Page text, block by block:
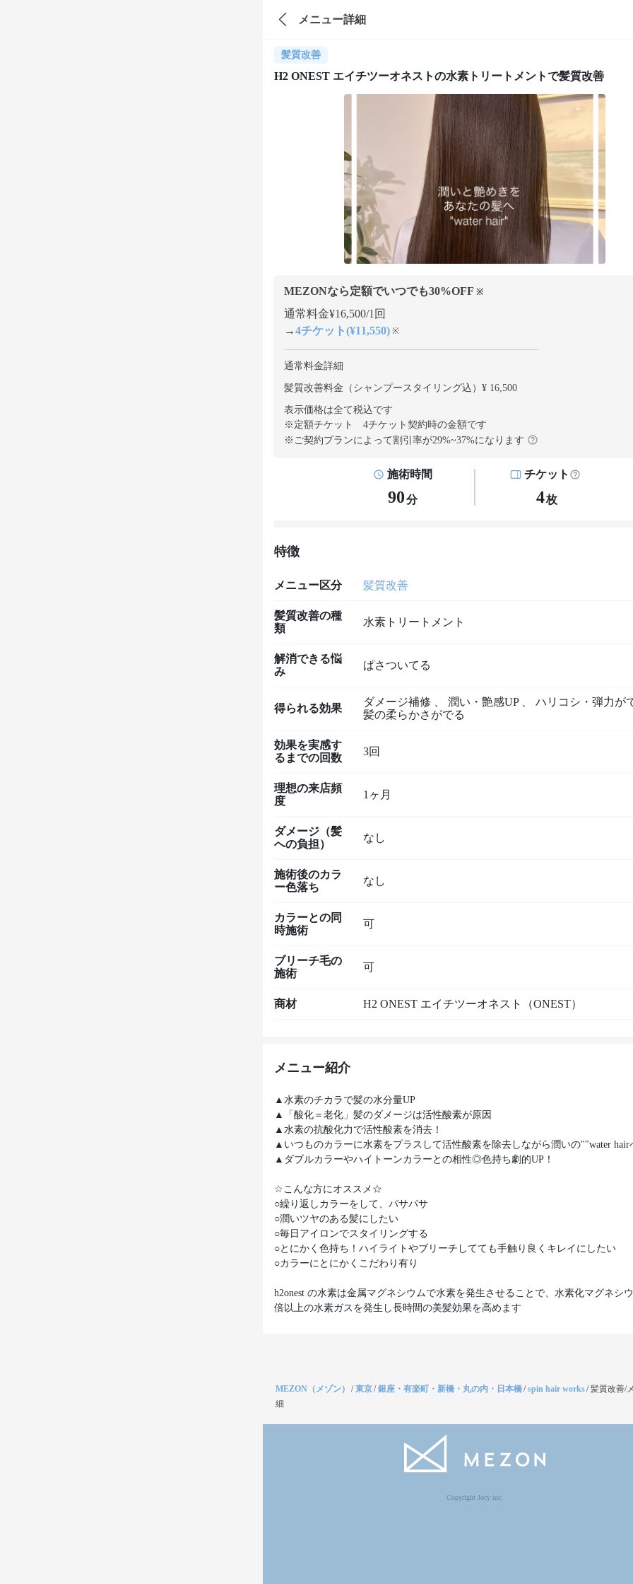
メニュー詳細
髪質改善
H2 ONEST エイチツーオネストの水素トリートメントで髪質改善
MEZONなら定額でいつでも30%OFF ※
通常料金¥16,500/1回
→4チケット(¥11,550) ※
通常料金詳細
髪質改善料金（シャンプースタイリング込）¥ 16,500
表示価格は全て税込です
※定額チケット 4チケット契約時の金額です
※ご契約プランによって割引率が29%~37%になります
施術時間
90分
チケット
4枚
特徴
メニュー区分 髪質改善
髪質改善の種
類
水素トリートメント
解消できる悩
み
ぱさついてる
得られる効果
ダメージ補修 潤い・艶感UP
ハリコシ・弾力が
髪の柔らかさがでる
効果を実感す
るまでの回数
3回
理想の来店頻
度
1ヶ月
ダメージ（髪
への負担）
なし
施術後のカラ
ー色落ち
なし
カラーとの同
時施術
可
ブリーチ毛の
施術
可
商材 H2 ONEST エイチツーオネスト（ONEST）
メニュー紹介
▲水素のチカラで髪の水分量UP
▲「酸化＝老化」髪のダメージは活性酸素が原因
▲水素の抗酸化力で活性酸素を消去！
▲いつものカラーに水素をプラスして活性酸素を除去しながら潤いの""water hair
▲ダブルカラーやハイトーンカラーとの相性◎色持ち劇的UP！
☆こんな方にオススメ☆
○繰り返しカラーをして、パサパサ
○潤いツヤのある髪にしたい
○毎日アイロンでスタイリングする
○とにかく色持ち！ハイライトやブリーチしてても手触り良くキレイにしたい
○カラーにとにかくこだわり有り
h2onest の水素は金属マグネシウムで水素を発生させることで、水素化マグネシ
倍以上の水素ガスを発生し長時間の美髪効果を高めます
MEZON（メゾン） /東京/銀座・有楽町・新橋・丸の内・日本橋/spin hair works/髪質改善/
細
Copyright Jocy inc.